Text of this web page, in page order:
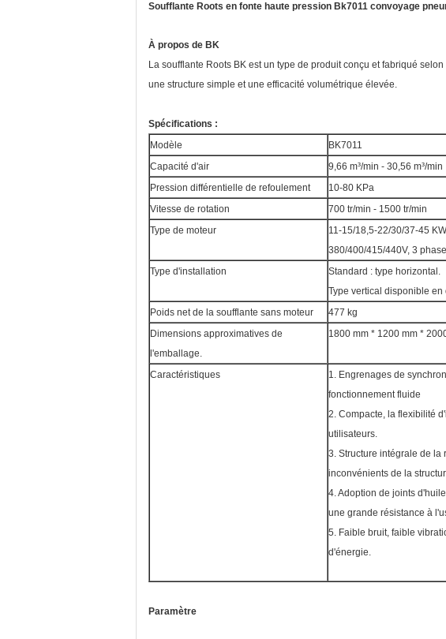
Soufflante Roots en fonte haute pression Bk7011 convoyage
À propos de BK
La soufflante Roots BK est un type de produit conçu et fabriqué
une structure simple et une efficacité volumétrique élevée.
Spécifications :
Modèle
BK7011
Capacité d'air
9,66 m³/min - 30,56 m³/min
Pression différentielle de refoulement
10-80 KPa
Vitesse de rotation
700 tr/min - 1500 tr/min
Type de moteur
11-15/18,5-22/30/37-45 KW
380/400/415/440V, 3
Type d'installation
Standard : type horizontal.
Type vertical disponible en
Poids net de la soufflante sans moteur
477 kg
Dimensions approximatives de
l'emballage.
1800 mm * 1200 mm *
Caractéristiques
1. Engrenages de
fonctionnement fluide
2. Compacte, la flexibilité
utilisateurs.
3. Structure intégrale de la
inconvénients de la
4. Adoption de joints
une grande résistance à
5. Faible bruit, faible
d'énergie.
Paramètre